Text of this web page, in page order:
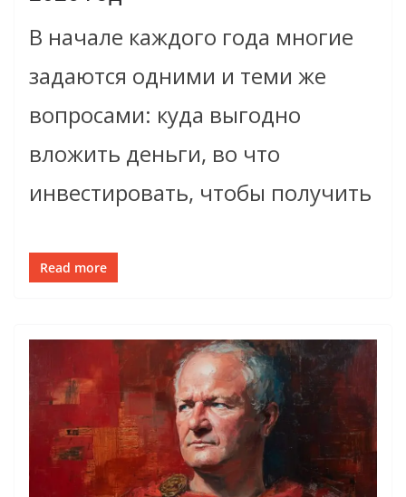
В начале каждого года многие
задаются одними и теми же
вопросами: куда выгодно
вложить деньги, во что
инвестировать, чтобы получить
Read more